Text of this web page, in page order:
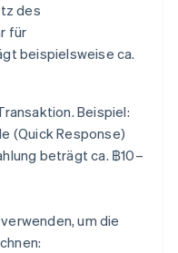
des
für
beispielsweise ca.
Beispiel:
(Quick Response)
beträgt ca. ฿10–
um die